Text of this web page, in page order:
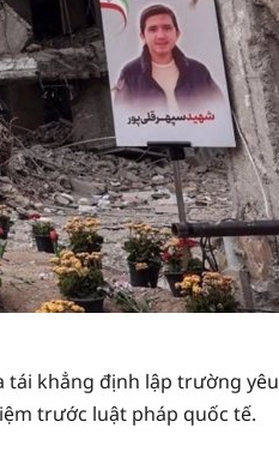
tái khẳng định lập trường yêu
trước luật pháp quốc tế.